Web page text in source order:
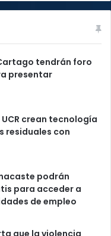
tendrán foro
presentar
crean tecnología
residuales con
podrán
para acceder a
de empleo